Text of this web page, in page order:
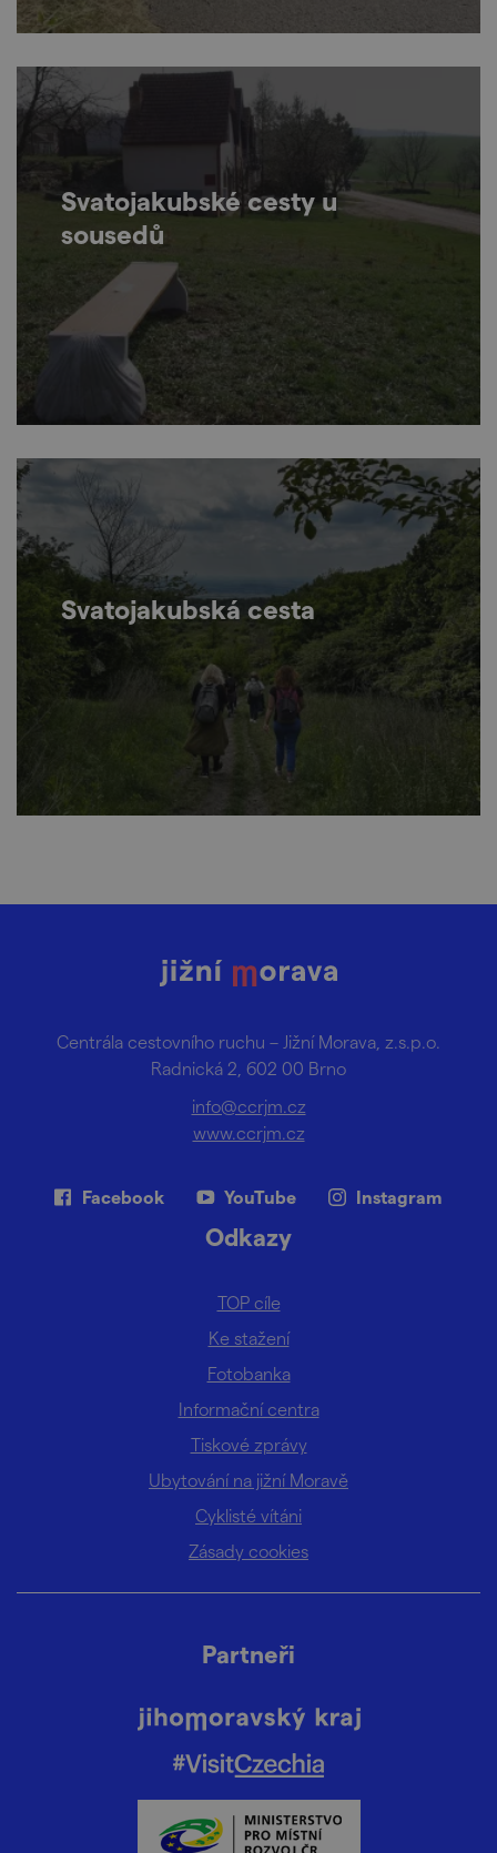
Svatojakubské cesty u
sousedů
Svatojakubská cesta
Centrála cestovního ruchu – Jižní Morava, z.s.p.o.
Radnická 2, 602 00 Brno
info@ccrjm.cz
www.ccrjm.cz
Facebook YouTube Instagram
Odkazy
TOP cíle
Ke stažení
Fotobanka
Informační centra
Tiskové zprávy
Ubytování na jižní Moravě
Cyklisté vítáni
Zásady cookies
Partneři